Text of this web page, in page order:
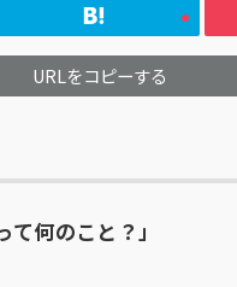
URLをコピーする
何のこと？」